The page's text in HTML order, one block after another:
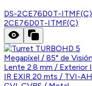
DS-2CE76D0T-ITMF(C)
2CE76D0T-ITMF(C)